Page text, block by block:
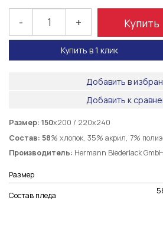
- + Купить
Купить в 1 клик
Добавить в
Добавить к
Размер: 150х200 / 220х240
Состав: 58% хлопок, 35% акрил, 7%
Производитель: Hermann Biederlack
Размер
Состав пледа